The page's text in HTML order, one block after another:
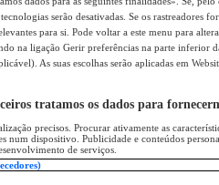
serão desativadas. Se os rastreadores
para si. Pode voltar a este menu para
na ligação Gerir preferências na parte inferior
As suas escolhas serão aplicadas em
tratamos os dados para
precisos. Procurar ativamente as
num dispositivo. Publicidade e conteúdos
de serviços.